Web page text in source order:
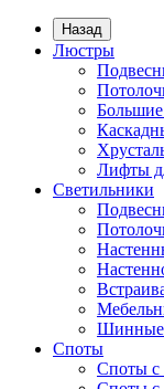
Назад
Люстры
Лифты
Светильники
Шинные
Споты
Споты с